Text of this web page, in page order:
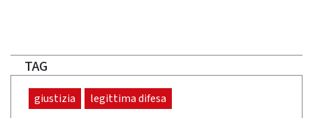
TAG
giustizia legittima difesa